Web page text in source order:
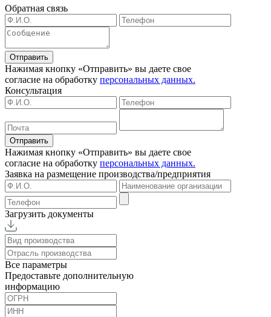
Обратная связь
Отправить
Нажимая кнопку «Отправить» вы даете свое
согласие на обработку персональных данных.
Консультация
Отправить
Нажимая кнопку «Отправить» вы даете свое
согласие на обработку персональных данных.
Заявка на размещение производства/предприятия
Загрузить документы
Все параметры
Предоставьте дополнительную
информацию